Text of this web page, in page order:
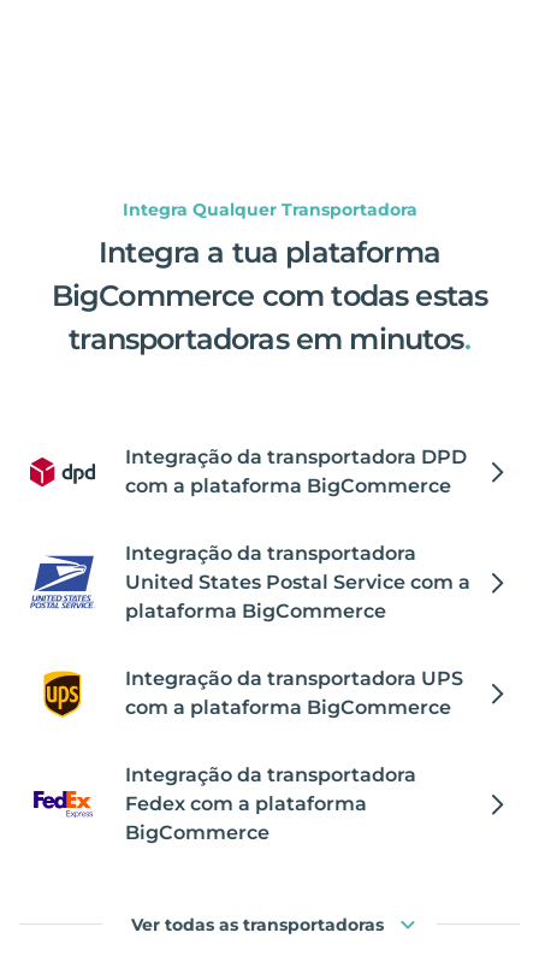
Integra Qualquer Transportadora
Integra a tua plataforma
BigCommerce com todas estas
transportadoras em minutos.
Integração da transportadora DPD
com a plataforma BigCommerce
Integração da transportadora
United States Postal Service com a
plataforma BigCommerce
Integração da transportadora UPS
com a plataforma BigCommerce
Integração da transportadora
Fedex com a plataforma
BigCommerce
Ver todas as transportadoras